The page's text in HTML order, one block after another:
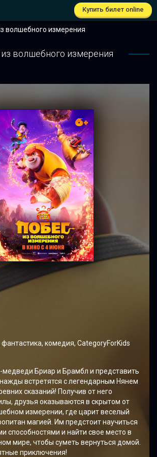
Купить билет online
волшебного измерения
волшебного измерения
комедия, CategoryForKids
Бриар и Брамбл и представить
встретятся с легендарным Нянем
сказаний! Получив от него
друзья оказываются в скрытом от
измерении, где царит веселый
магией. Им предстоит научиться
способностями и найти свое место в
мире, чтобы суметь вернуться домой.
приключения!